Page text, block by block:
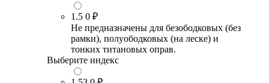
1.5 0 ₽
Не предназначены для безободковых (без
рамки), полуободковых (на леске) и
тонких титановых оправ.
Выберите индекс